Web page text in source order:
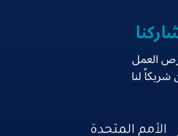
العمل
لنا